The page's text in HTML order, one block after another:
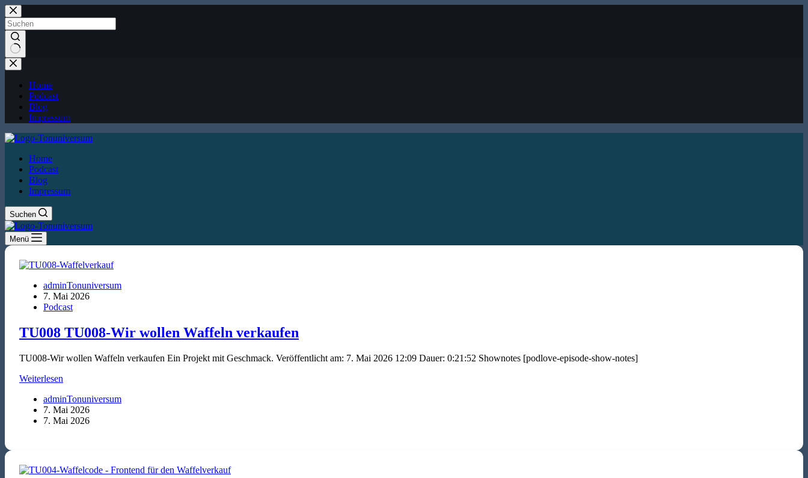
Zum
Inhalt
springen
Keine
Ergebnisse
Home
Podcast
Blog
Impressum
Home
Podcast
Blog
Impressum
Suchen
Menü
adminTonuniversum
7. Mai 2026
Podcast
TU008 TU008-Wir wollen Waffeln verkaufen
TU008-Wir wollen Waffeln verkaufen Ein Projekt mit Geschmack. Veröffentlicht am: 7. Mai 2026 12:09 Dauer: 0:21:52 Shownotes [podlove-episode-show-notes]
Weiterlesen
Wir
wollen
Waffeln
adminTonuniversum
7. Mai 2026
7. Mai 2026